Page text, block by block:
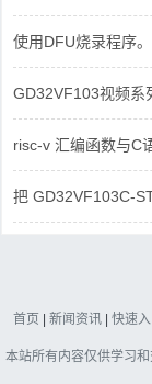
使用DFU烧录程序
GD32VF103视频系
risc-v 汇编函数与C
把 GD32VF103C-
首页 | 新闻资讯 | 快速入
本站所有内容仅供学习